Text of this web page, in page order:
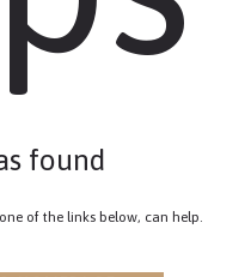
found
of the links below, can help.